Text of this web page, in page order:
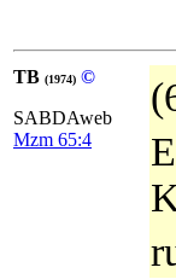
TB (1974) ©
SABDAweb
Mzm 65:4